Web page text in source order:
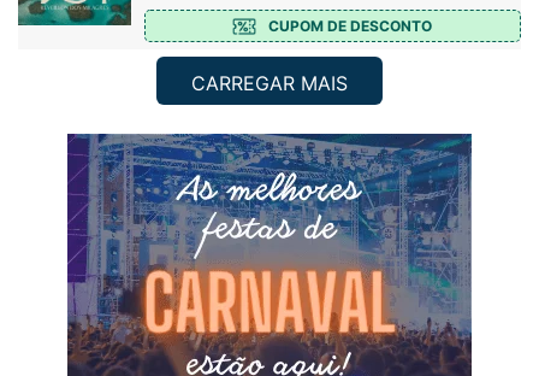
CUPOM DE DESCONTO
CARREGAR MAIS